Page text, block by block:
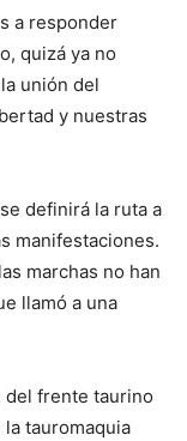
a responder
quizá ya no
unión del
y nuestras
definirá la ruta a
manifestaciones.
marchas no han
llamó a una
del frente taurino
tauromaquia